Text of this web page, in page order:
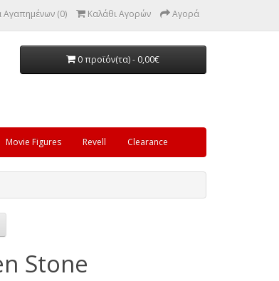
Αγαπημένων (0) Καλάθι Αγορών Αγορά
0 προϊόν(τα) - 0,00€
Movie Figures Revell Clearance
Stone